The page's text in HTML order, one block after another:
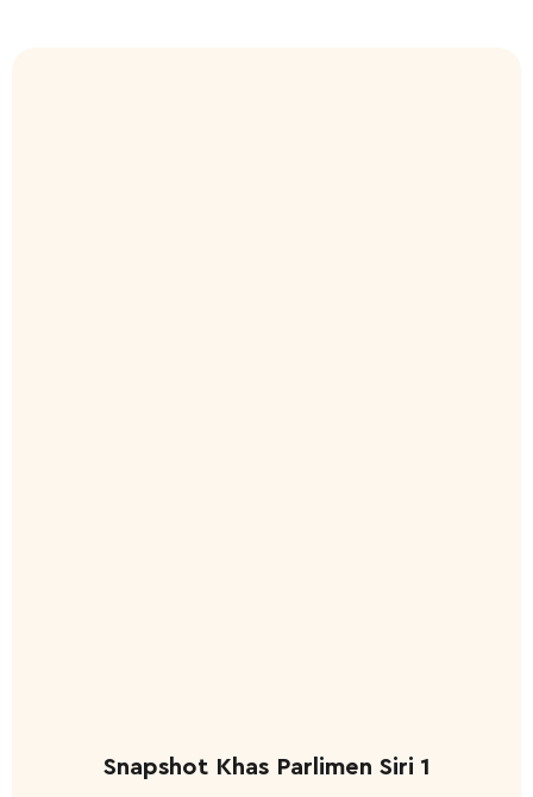
Snapshot Khas Parlimen Siri 1